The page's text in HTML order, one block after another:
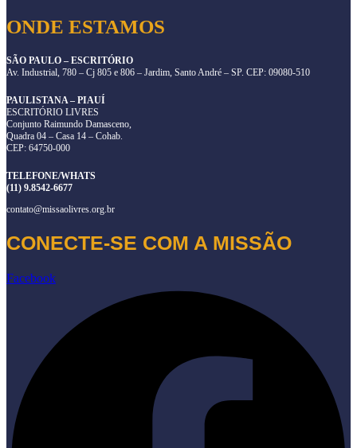
ONDE ESTAMOS
SÃO PAULO – ESCRITÓRIO
Av. Industrial, 780 – Cj 805 e 806 – Jardim, Santo André – SP. CEP: 09080-510
PAULISTANA – PIAUÍ
ESCRITÓRIO LIVRES
Conjunto Raimundo Damasceno,
Quadra 04 – Casa 14 – Cohab.
CEP: 64750-000
TELEFONE/WHATS
(11) 9.8542-6677
contato@missaolivres.org.br
CONECTE-SE COM A MISSÃO
Facebook